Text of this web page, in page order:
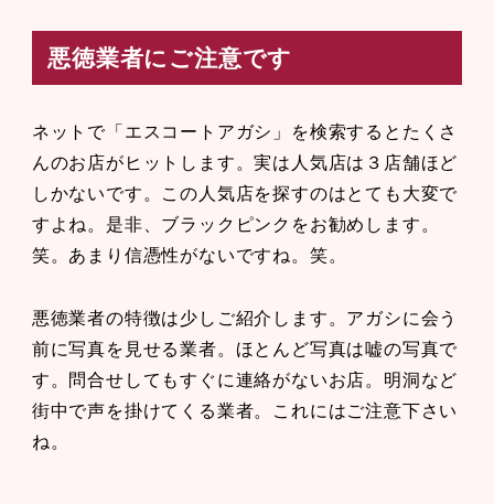
悪徳業者にご注意です
ネットで「エスコートアガシ」を検索するとたくさ
んのお店がヒットします。実は人気店は３店舗ほど
しかないです。この人気店を探すのはとても大変で
すよね。是非、ブラックピンクをお勧めします。
笑。あまり信憑性がないですね。笑。
悪徳業者の特徴は少しご紹介します。アガシに会う
前に写真を見せる業者。ほとんど写真は嘘の写真で
す。問合せしてもすぐに連絡がないお店。明洞など
街中で声を掛けてくる業者。これにはご注意下さい
ね。